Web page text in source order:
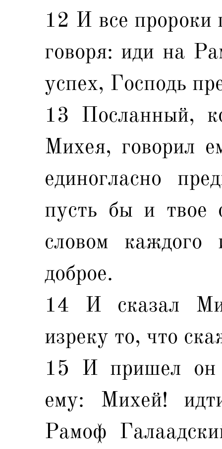
12 И все пророки
говоря: иди на
успех, Господь
13 Посланный,
Михея, говорил
единогласно
пусть бы и твое
словом
доброе.
14 И сказал
изреку то, что
15 И пришел он
ему: Михей!
Рамоф